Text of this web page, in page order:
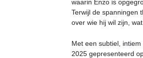
waarin Enzo is
Terwijl de spanningen
over wie hij wil zijn,
Met een subtiel,
2025 gepresenteerd